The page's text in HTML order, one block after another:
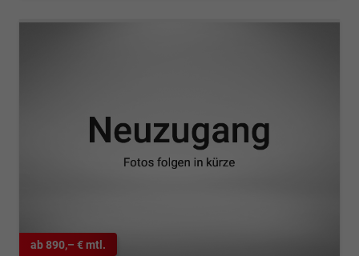
ab 890,– € mtl.